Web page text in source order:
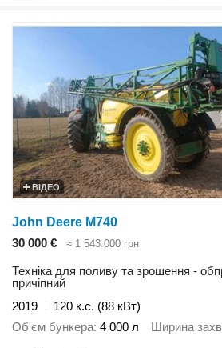
ВІДЕО
John Deere M740
30 000 €
≈ 1 543 000 грн
Техніка для поливу та зрошення -
причіпний
2019
120 к.с. (88 кВт)
Об'єм бункера 4 000 л Ширина